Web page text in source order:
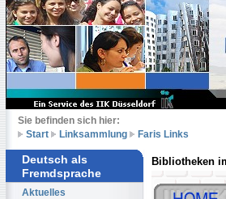
Sie befinden sich hier:
Start
Linksammlung Faris Links
Deutsch als
Fremdsprache
Aktuelles
Bibliotheken